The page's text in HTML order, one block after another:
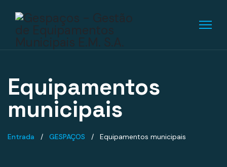
Equipamentos
municipais
Entrada GESPAÇOS Equipamentos municipais